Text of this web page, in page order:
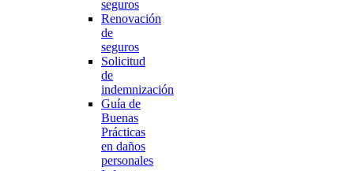
seguros
Renovación
de
seguros
Solicitud
de
indemnización
Guía de
Buenas
Prácticas
en daños
personales